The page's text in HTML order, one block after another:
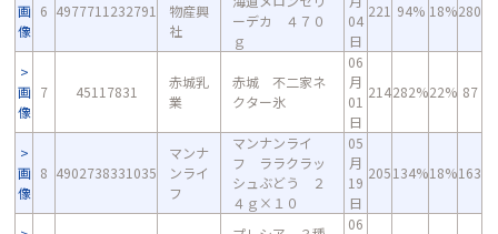
画
像
6 4977711232791
物産興
社
ーデカ ４７０
ｇ
04
日
221 94% 18%280
画
像
7 45117831
赤城乳
業
赤城 不二家ネ
クター氷
06
月
01
日
214282%22% 87
画
像
8 4902738331035
マンナ
ンライ
フ
マンナンライ
フ ララクラッ
シュぶどう ２
４ｇ×１０
05
月
19
日
205134%18%163
06